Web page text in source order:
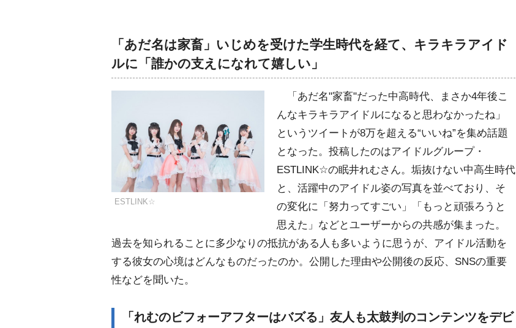
「あだ名は家畜」いじめを受けた学生時代を経て、キラキラアイド
ルに「誰かの支えになれて嬉しい」
ESTLINK☆
「あだ名"家畜"だった中高時代、まさか4年後こ
んなキラキラアイドルになると思わなかったね」
というツイートが8万を超える“いいね”を集め話題
となった。投稿したのはアイドルグループ・
ESTLINK☆の眠井れむさん。垢抜けない中高生時代
と、活躍中のアイドル姿の写真を並べており、そ
の変化に「努力ってすごい」「もっと頑張ろうと
思えた」などとユーザーからの共感が集まった。
過去を知られることに多少なりの抵抗がある人も多いように思うが、アイドル活動を
する彼女の心境はどんなものだったのか。公開した理由や公開後の反応、SNSの重要
性などを聞いた。
「れむのビフォーアフターはバズる」友人も太鼓判のコンテンツをデビ